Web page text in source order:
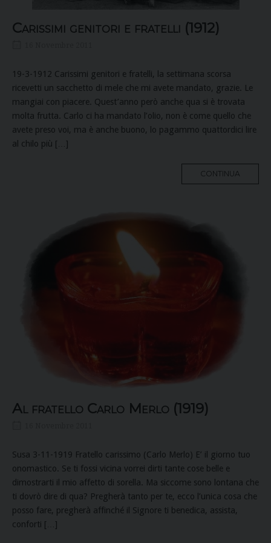
Carissimi genitori e fratelli (1912)
19-3-1912 Carissimi genitori e fratelli, la settimana scorsa
ricevetti un sacchetto di mele che mi avete mandato, grazie. Le
mangiai con piacere. Quest’anno però anche qua si è trovata
molta frutta. Carlo ci ha mandato l’olio, non è come quello che
avete preso voi, ma è anche buono, lo pagammo quattordici lire
al chilo più […]
CONTINUA
Al fratello Carlo Merlo (1919)
Susa 3-11-1919 Fratello carissimo (Carlo Merlo) E’ il giorno tuo
onomastico. Se ti fossi vicina vorrei dirti tante cose belle e
dimostrarti il mio affetto di sorella. Ma siccome sono lontana che
ti dovrò dire di qua? Pregherà tanto per te, ecco l’unica cosa che
posso fare, pregherà affinché il Signore ti benedica, assista,
conforti […]